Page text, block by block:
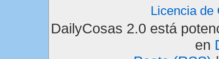
Licencia de
DailyCosas 2.0 está
en